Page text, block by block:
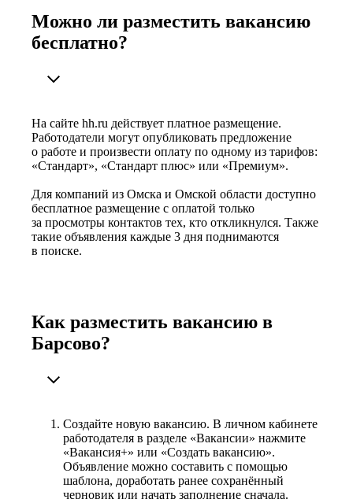
Можно ли разместить вакансию
бесплатно?
На сайте hh.ru действует платное размещение.
Работодатели могут опубликовать предложение
о работе и произвести оплату по одному из тарифов:
«Стандарт», «Стандарт плюс» или «Премиум».
Для компаний из Омска и Омской области доступно
бесплатное размещение с оплатой только
за просмотры контактов тех, кто откликнулся. Также
такие объявления каждые 3 дня поднимаются
в поиске.
Как разместить вакансию в
Барсово?
Создайте новую вакансию. В личном кабинете
работодателя в разделе «Вакансии» нажмите
«Вакансия+» или «Создать вакансию».
Объявление можно составить с помощью
шаблона, доработать ранее сохранённый
черновик или начать заполнение сначала.